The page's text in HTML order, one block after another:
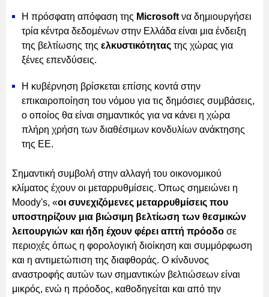
Η πρόσφατη απόφαση της Microsoft να δημιουργήσει
τρία κέντρα δεδομένων στην Ελλάδα είναι μια ένδειξη
της βελτίωσης της ελκυστικότητας της χώρας για
ξένες επενδύσεις.
Η κυβέρνηση βρίσκεται επίσης κοντά στην
επικαιροποίηση του νόμου για τις δημόσιες συμβάσεις,
ο οποίος θα είναι σημαντικός για να κάνει η χώρα
πλήρη χρήση των διαθέσιμων κονδυλίων ανάκτησης
της ΕΕ.
Σημαντική συμβολή στην αλλαγή του οικονομικού
κλίματος έχουν οι μεταρρυθμίσεις. Όπως σημειώνει η
Moody's, «οι συνεχιζόμενες μεταρρυθμίσεις που
υποστηρίζουν μια βιώσιμη βελτίωση των θεσμικών
λειτουργιών και ήδη έχουν φέρει απτή πρόοδο σε
περιοχές όπως η φορολογική διοίκηση και συμμόρφωση
και η αντιμετώπιση της διαφθοράς. Ο κίνδυνος
αναστροφής αυτών των σημαντικών βελτιώσεων είναι
μικρός, ενώ η πρόοδος, καθοδηγείται και από την